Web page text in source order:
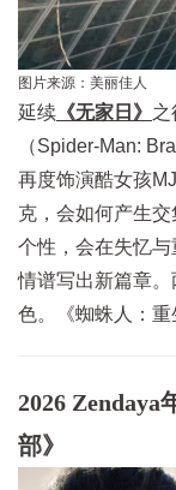
图片来源：美丽佳人
延续 《无家日》 之
（Spider-Man:
再度饰演酷女孩
克，会如何产生
个性，会在失忆
情谱写出新篇章
色。《蜘蛛人：重
2026 Zendaya
部》